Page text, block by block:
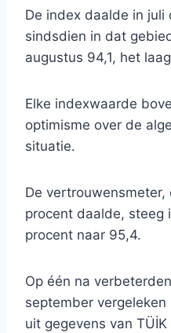
De index daalde in
sindsdien in dat
augustus 94,1, het
Elke indexwaarde
optimisme over de
situatie.
De
procent daalde, steeg
procent naar 95,4.
Op één na
september
uit gegevens van